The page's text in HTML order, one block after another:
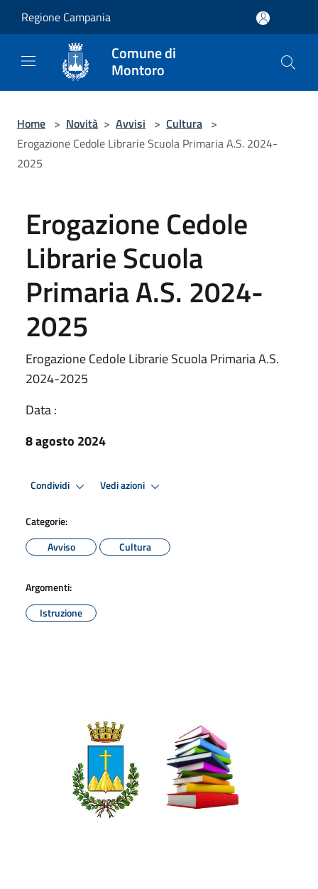
Regione Campania
Comune di
Montoro
Home > Novità > Avvisi > Cultura >
Erogazione Cedole Librarie Scuola Primaria A.S. 2024-
2025
Erogazione Cedole
Librarie Scuola
Primaria A.S. 2024-
2025
Erogazione Cedole Librarie Scuola Primaria A.S.
2024-2025
Data :
8 agosto 2024
Condividi Vedi azioni
Categorie:
Avviso
Cultura
Argomenti:
Istruzione